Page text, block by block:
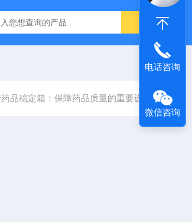
T药品强光照射试验箱 QF-SD-2T药品
品稳定箱：保障药品质量的重要设备
电话咨询
微信咨询